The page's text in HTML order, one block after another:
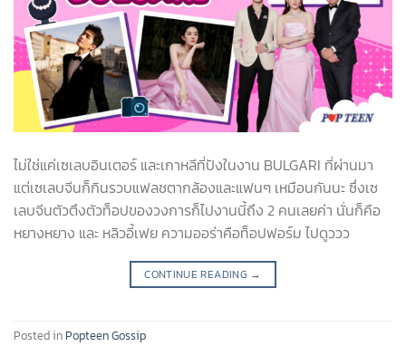
ไม่ใช่แค่เซเลบอินเตอร์ และเกาหลีที่ปังในงาน BULGARI ที่ผ่านมา
แต่เซเลบจีนก็กินรวบแฟลชตากล้องและแฟนๆ เหมือนกันนะ ซึ่งเซ
เลบจีนตัวตึงตัวท็อปของวงการก็ไปงานนี้ถึง 2 คนเลยค่า นั่นก็คือ
หยางหยาง และ หลิวอี้เฟย ความออร่าคือท็อปฟอร์ม ไปดูววว
CONTINUE READING →
Posted in Popteen Gossip